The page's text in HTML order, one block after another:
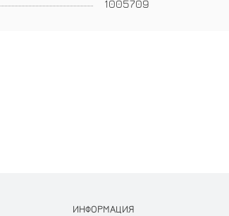
1005709
ИНФОРМАЦИЯ